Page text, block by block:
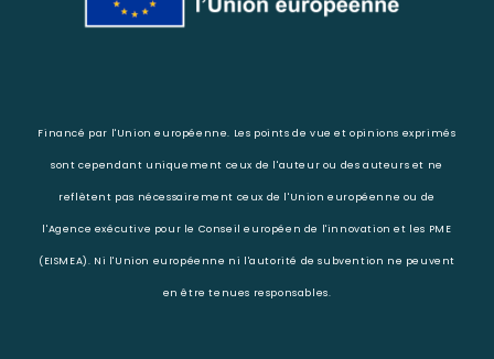
Financé par l'Union européenne. Les points de vue et opinions exprimés
sont cependant uniquement ceux de l'auteur ou des auteurs et ne
reflètent pas nécessairement ceux de l'Union européenne ou de
l'Agence exécutive pour le Conseil européen de l'innovation et les PME
(EISMEA). Ni l'Union européenne ni l'autorité de subvention ne peuvent
en être tenues responsables.